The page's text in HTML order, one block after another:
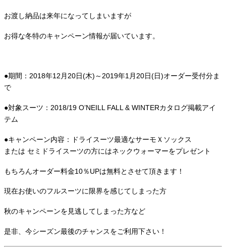
お渡し納品は来年になってしまいますが
お得な冬特のキャンペーン情報が届いています。
●期間：2018年12月20日(木)～2019年1月20日(日)オーダー受付分ま
で
●対象スーツ：2018/19 O’NEILL FALL & WINTERカタログ掲載アイ
テム
●キャンペーン内容：ドライスーツ最適なサーモＸソックス
または セミドライスーツの方にはネックウォーマーをプレゼント
もちろんオーダー料金10％UPは無料とさせて頂きます！
現在お使いのフルスーツに限界を感じてしまった方
秋のキャンペーンを見逃してしまった方など
是非、今シーズン最後のチャンスをご利用下さい！